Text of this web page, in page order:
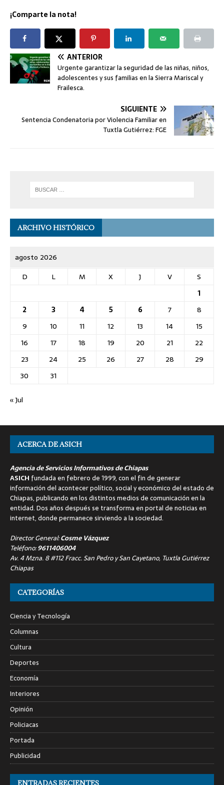
¡Comparte la nota!
ANTERIOR
Urgente garantizar la seguridad de las niñas, niños,
adolescentes y sus familias en la Sierra Mariscal y
Frailesca.
SIGUIENTE
Sentencia Condenatoria por Violencia Familiar en
Tuxtla Gutiérrez: FGE
ARCHIVO HISTÓRICO
agosto 2026
D
L M X J V
S
1
2
3 4 5 6 7
8
9
10 11 12 13 14
15
16
17 18 19 20 21
22
23
24 25 26 27 28
29
30
31
« Jul
ACERCA DE ASICH
Agencia de Servicios Informativos de Chiapas
ASICH fundada en febrero de 1999, con el fin de generar
información del acontecer político, social y económico del estado de
Chiapas, publicando en los distintos medios de comunicación en la
entidad. Dos años después se transforma en portal de noticias en
internet, donde permanece sirviendo a la sociedad.
Director General:Cosme Vázquez
Teléfono:9611406004
Av. 4 Mzna. 8 #112 Fracc. San Pedro y San Cayetano, Tuxtla Gutiérrez
Chiapas
CATEGORÍAS
Ciencia y Tecnología
Columnas
Cultura
Deportes
Economía
Interiores
Opinión
Policiacas
Portada
Publicidad
ENTRADAS RECIENTES